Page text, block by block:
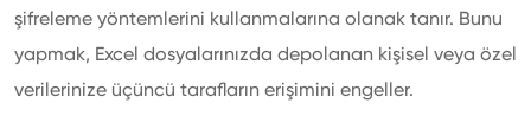
şifreleme yöntemlerini kullanmalarına olanak tanır. Bunu
yapmak, Excel dosyalarınızda depolanan kişisel veya özel
verilerinize üçüncü tarafların erişimini engeller.